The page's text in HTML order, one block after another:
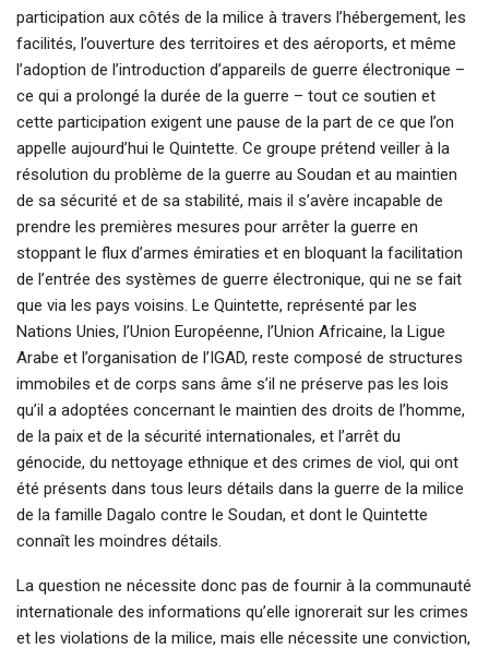
participation aux côtés de la milice à travers l’hébergement, les
facilités, l’ouverture des territoires et des aéroports, et même
l’adoption de l’introduction d’appareils de guerre électronique –
ce qui a prolongé la durée de la guerre – tout ce soutien et
cette participation exigent une pause de la part de ce que l’on
appelle aujourd’hui le Quintette. Ce groupe prétend veiller à la
résolution du problème de la guerre au Soudan et au maintien
de sa sécurité et de sa stabilité, mais il s’avère incapable de
prendre les premières mesures pour arrêter la guerre en
stoppant le flux d’armes émiraties et en bloquant la facilitation
de l’entrée des systèmes de guerre électronique, qui ne se fait
que via les pays voisins. Le Quintette, représenté par les
Nations Unies, l’Union Européenne, l’Union Africaine, la Ligue
Arabe et l’organisation de l’IGAD, reste composé de structures
immobiles et de corps sans âme s’il ne préserve pas les lois
qu’il a adoptées concernant le maintien des droits de l’homme,
de la paix et de la sécurité internationales, et l’arrêt du
génocide, du nettoyage ethnique et des crimes de viol, qui ont
été présents dans tous leurs détails dans la guerre de la milice
de la famille Dagalo contre le Soudan, et dont le Quintette
connaît les moindres détails.
La question ne nécessite donc pas de fournir à la communauté
internationale des informations qu’elle ignorerait sur les crimes
et les violations de la milice, mais elle nécessite une conviction,